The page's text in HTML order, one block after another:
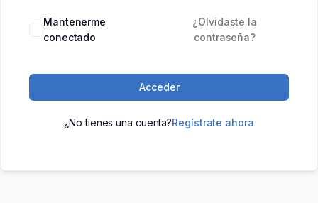
Mantenerme
conectado
¿Olvidaste la
contraseña?
Acceder
¿No tienes una cuenta?Regístrate ahora